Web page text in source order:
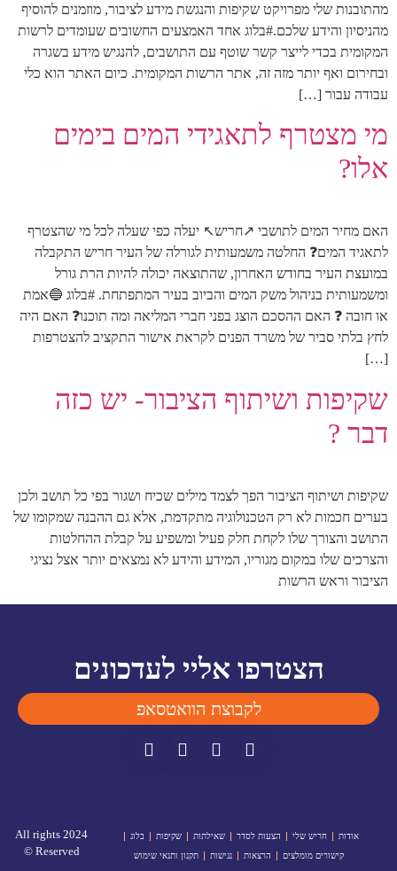
מהתובנות שלי מפרויקט שקיפות והנגשת מידע לציבור, מוזמנים להוסיף
מהניסיון והידע שלכם.#בלוג אחד האמצעים החשובים שעומדים לרשות
המקומית בכדי לייצר קשר שוטף עם התושבים, להנגיש מידע בשגרה
ובחירום ואף יותר מזה זה, אתר הרשות המקומית. כיום האתר הוא כלי
עבודה עבור […]
מי מצטרף לתאגידי המים בימים
אלו?
האם מחיר המים לתושבי ↗️חריש↖️ יעלה כפי שעלה לכל מי שהצטרף
לתאגיד המים❓ החלטה משמעותית לגורלה של העיר חריש התקבלה
במועצת העיר בחודש האחרון, שהתוצאה יכולה להיות הרת גורל
ומשמעותית בניהול משק המים והביוב בעיר המתפתחת. #בלוג 🔵אמת
או חובה ❓ האם ההסכם הוצג בפני חברי המליאה ומה תוכנו❓ האם היה
לחץ בלתי סביר של משרד הפנים לקראת אישור התקציב להצטרפות
[…]
שקיפות ושיתוף הציבור- יש כזה
דבר ?
שקיפות ושיתוף הציבור הפך לצמד מילים שכיח ושגור בפי כל תושב ולכן
בערים חכמות לא רק הטכנולוגיה מתקדמת, אלא גם ההבנה שמקומו של
התושב והצורך שלו לקחת חלק פעיל ומשפיע על קבלת ההחלטות
והצרכים שלו במקום מגוריו, המידע והידע לא נמצאים יותר אצל נציגי
הציבור וראש הרשות
הצטרפו אליי לעדכונים
לקבוצת הוואטסאפ
אודות חריש שלי הצעות לסדר שאילתות שקיפות
בלוג
קישורים מומלצים
הרצאות נגישות תקנון ותנאי שימוש
2024 All rights
Reserved ©